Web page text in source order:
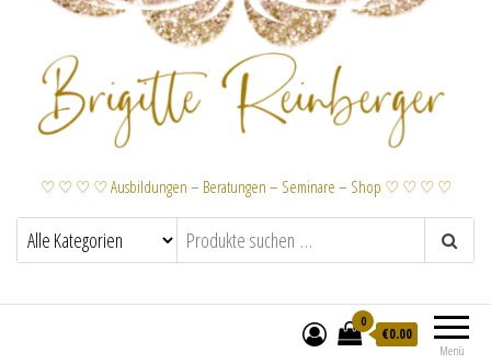
♡ ♡ ♡ ♡ Ausbildungen – Beratungen – Seminare – Shop ♡ ♡ ♡ ♡
Menü
0
€0.00